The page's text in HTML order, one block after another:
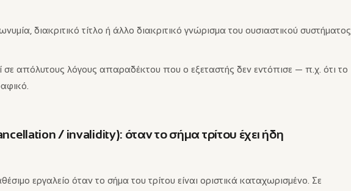
διακριτικό τίτλο ή άλλο διακριτικό γνώρισμα του ουσιαστικού συστήματος
σε απόλυτους λόγους απαραδέκτου που ο εξεταστής δεν εντόπισε — π.χ. ότι το
/ invalidity): όταν το σήμα τρίτου έχει ήδη
εργαλείο όταν το σήμα του τρίτου είναι οριστικά καταχωρισμένο. Σε